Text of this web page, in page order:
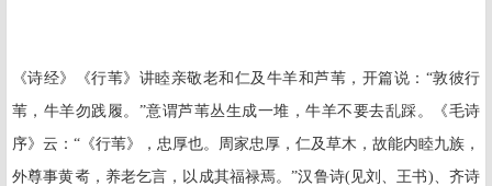
《诗经》《行苇》讲睦亲敬老和仁及牛羊和芦苇，开篇说：“敦彼行
苇，牛羊勿践履。”意谓芦苇丛生成一堆，牛羊不要去乱踩。《毛诗
序》云：“《行苇》，忠厚也。周家忠厚，仁及草木，故能内睦九族，
外尊事黄耇，养老乞言，以成其福禄焉。”汉鲁诗(见刘、王书)、齐诗